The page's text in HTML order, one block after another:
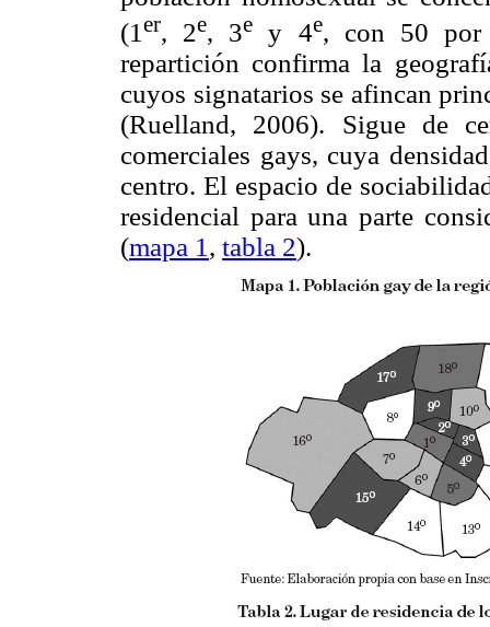
(1 er, 2e, 3e y 4e, con 50 por
repartición confirma la
cuyos signatarios se afincan
(Ruelland, 2006). Sigue de
comerciales gays, cuya
centro. El espacio de
residencial para una parte
(mapa 1 , tabla 2).